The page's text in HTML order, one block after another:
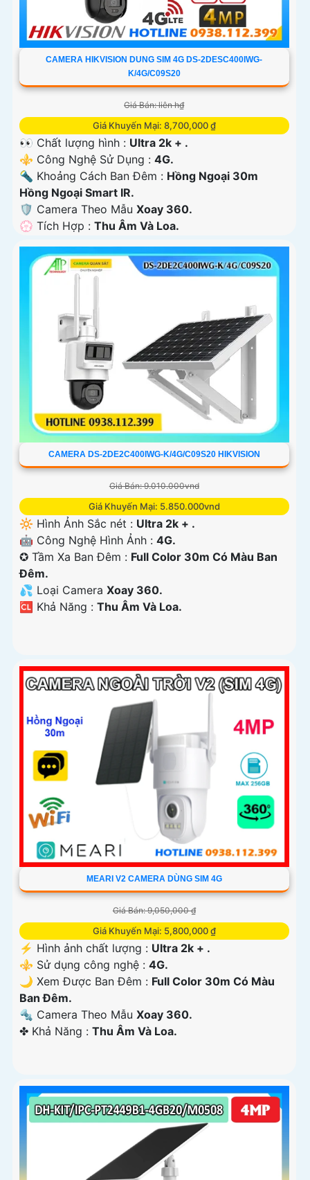
CAMERA HIKVISION DUNG SIM 4G DS-2DESC400IWG-
K/4G/C09S20
Giá Bán: liên h₫
Giá Khuyến Mại: 8,700,000 ₫
👀 Chất lượng hình : Ultra 2k + .
⚜️ Công Nghệ Sử Dụng : 4G.
🔦 Khoảng Cách Ban Đêm : Hồng Ngoại 30m
Hồng Ngoại Smart IR.
🛡 Camera Theo Mẫu Xoay 360.
️💮 Tích Hợp : Thu Âm Và Loa.
CAMERA DS-2DE2C400IWG-K/4G/C09S20 HIKVISION
Giá Bán: 9.010.000vnd
Giá Khuyến Mại: 5.850.000vnd
🔆 Hình Ảnh Sắc nét : Ultra 2k + .
🤖️ Công Nghệ Hình Ảnh : 4G.
✪ Tầm Xa Ban Đêm : Full Color 30m Có Màu Ban
Ðêm.
💦 Loại Camera Xoay 360.
️🆑 Khả Năng : Thu Âm Và Loa.
MEARI V2 CAMERA DÙNG SIM 4G
Giá Bán: 9,050,000 ₫
Giá Khuyến Mại: 5,800,000 ₫
️⚡ Hình ảnh chất lượng : Ultra 2k + .
⚜️ Sử dụng công nghệ : 4G.
🌙 Xem Được Ban Đêm : Full Color 30m Có Màu
Ban Ðêm.
🔩 Camera Theo Mẫu Xoay 360.
️✤ Khả Năng : Thu Âm Và Loa.